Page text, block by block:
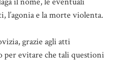
l’agonia e la morte violenta.
grazie agli atti
per evitare che tali questioni